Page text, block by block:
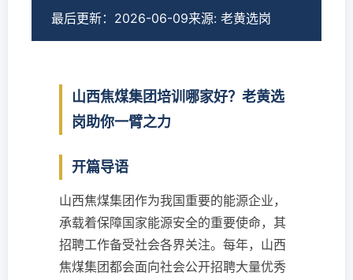
最后更新：2026-06-09来源: 老黄选岗
山西焦煤集团培训哪家好？老黄选
岗助你一臂之力
开篇导语
山西焦煤集团作为我国重要的能源企业，
承载着保障国家能源安全的重要使命，其
招聘工作备受社会各界关注。每年，山西
焦煤集团都会面向社会公开招聘大量优秀